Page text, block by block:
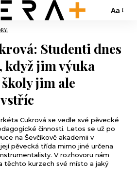
Aa
Studenti dnes
když jim výuka
jim ale
Cukrová se vedle své pěvecké
činnosti. Letos se už po
na Ševčíkově akademii v
pěvecká třída mimo jiné určena
V rozhovoru nám
těchto kurzech své místo a jaký